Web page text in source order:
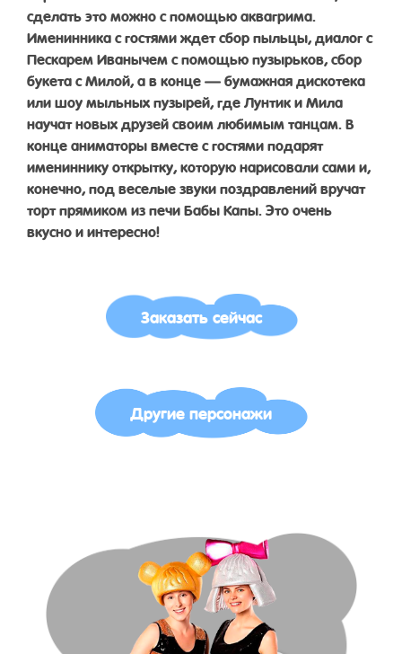
сделать это можно с помощью аквагрима.
Именинника с гостями ждет сбор пыльцы, диалог с
Пескарем Иванычем с помощью пузырьков, сбор
букета с Милой, а в конце — бумажная дискотека
или шоу мыльных пузырей, где Лунтик и Мила
научат новых друзей своим любимым танцам. В
конце аниматоры вместе с гостями подарят
имениннику открытку, которую нарисовали сами и,
конечно, под веселые звуки поздравлений вручат
торт прямиком из печи Бабы Капы. Это очень
вкусно и интересно!
Заказать сейчас
Другие персонажи